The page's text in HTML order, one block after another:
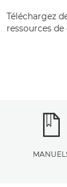
Téléchargez
ressources